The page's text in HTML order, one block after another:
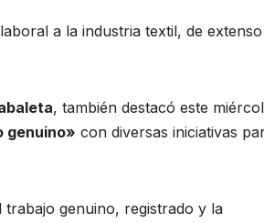
a la industria textil, de extenso
, también destacó este
genuino» con diversas iniciativas
genuino, registrado y la